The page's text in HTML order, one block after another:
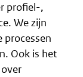
profiel-,
We zijn
processen
Ook is het